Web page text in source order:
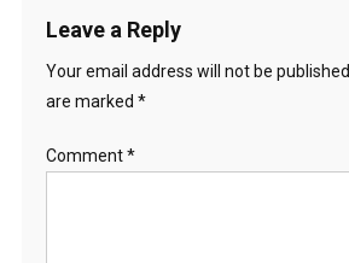
Leave a Reply
Your email address will not be published.
are marked *
Comment*